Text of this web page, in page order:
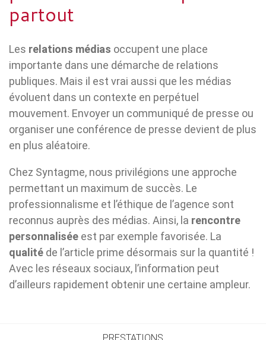
partout
Les relations médias occupent une place
importante dans une démarche de relations
publiques. Mais il est vrai aussi que les médias
évoluent dans un contexte en perpétuel
mouvement. Envoyer un communiqué de presse ou
organiser une conférence de presse devient de plus
en plus aléatoire.
Chez Syntagme, nous privilégions une approche
permettant un maximum de succès. Le
professionnalisme et l’éthique de l’agence sont
reconnus auprès des médias. Ainsi, la rencontre
personnalisée est par exemple favorisée. La
qualité de l’article prime désormais sur la quantité !
Avec les réseaux sociaux, l’information peut
d’ailleurs rapidement obtenir une certaine ampleur.